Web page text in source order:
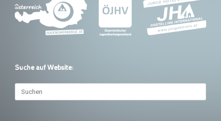
Suche auf Website:
Suchen